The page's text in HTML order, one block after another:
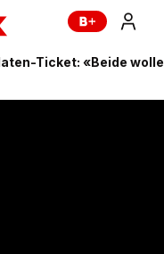
Ticket: «Beide